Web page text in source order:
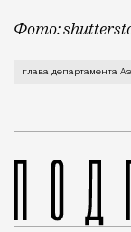
Фото:
Он
глава департамента